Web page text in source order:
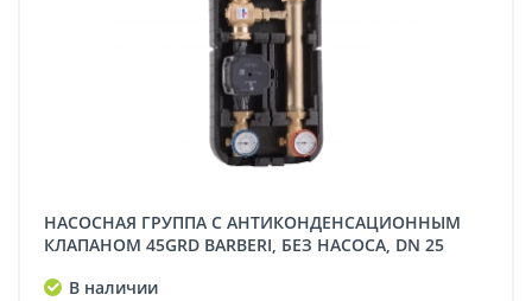
НАСОСНАЯ ГРУППА С АНТИКОНДЕНСАЦИОННЫМ
КЛАПАНОМ 45GRD BARBERI, БЕЗ НАСОСА, DN 25
В наличии